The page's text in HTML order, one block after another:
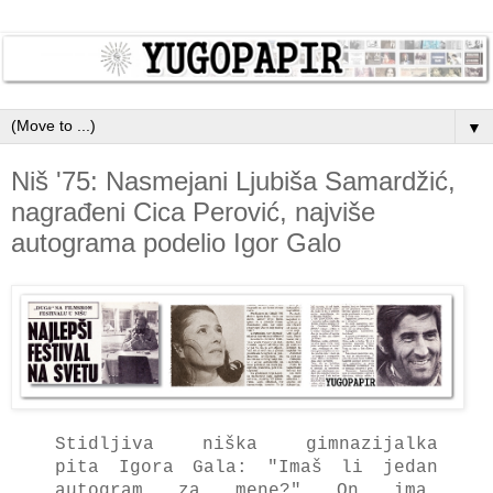
▼
Niš '75: Nasmejani Ljubiša Samardžić,
nagrađeni Cica Perović, najviše
autograma podelio Igor Galo
Stidljiva niška gimnazijalka
pita Igora Gala: "Imaš li jedan